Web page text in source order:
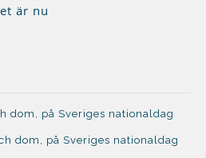
är nu
dom, på Sveriges nationaldag
dom, på Sveriges nationaldag